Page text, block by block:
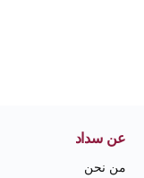
عن سداد
من نحن